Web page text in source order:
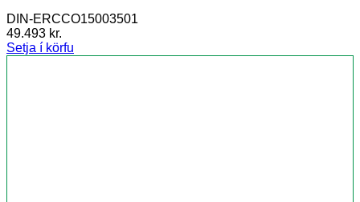
DIN-ERCCO15003501
49.493 kr.
Setja í körfu